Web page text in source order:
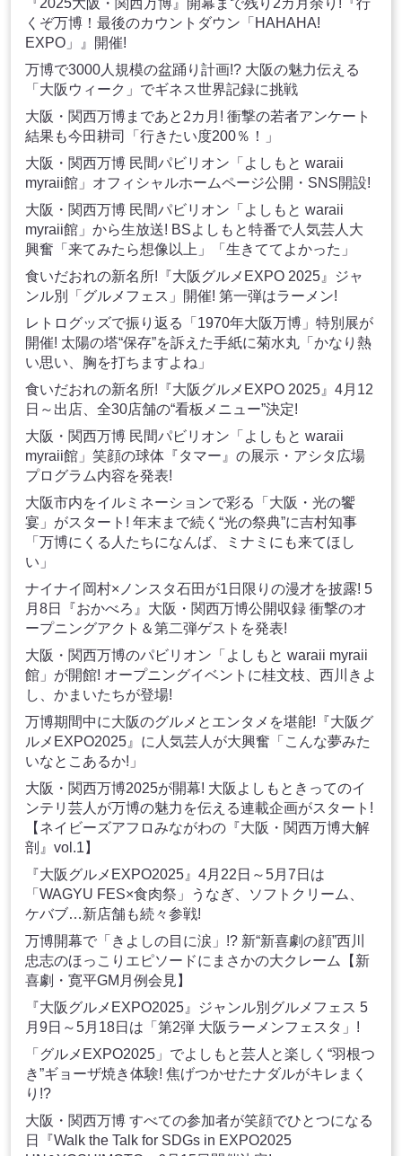
くぞ万博！最後のカウントダウン「HAHAHA!
EXPO」』開催!
万博で3000人規模の盆踊り計画!? 大阪の魅力伝える
「大阪ウィーク」でギネス世界記録に挑戦
大阪・関西万博まであと2カ月! 衝撃の若者アンケート
結果も今田耕司「行きたい度200％！」
大阪・関西万博 民間パビリオン「よしもと waraii
myraii館」オフィシャルホームページ公開・SNS開設!
大阪・関西万博 民間パビリオン「よしもと waraii
myraii館」から生放送! BSよしもと特番で人気芸人大
興奮「来てみたら想像以上」「生きててよかった」
食いだおれの新名所!『大阪グルメEXPO 2025』ジャ
ンル別「グルメフェス」開催! 第一弾はラーメン!
レトログッズで振り返る「1970年大阪万博」特別展が
開催! 太陽の塔“保存”を訴えた手紙に菊水丸「かなり熱
い思い、胸を打ちますよね」
食いだおれの新名所!『大阪グルメEXPO 2025』4月12
日～出店、全30店舗の“看板メニュー”決定!
大阪・関西万博 民間パビリオン「よしもと waraii
myraii館」笑顔の球体『タマー』の展示・アシタ広場
プログラム内容を発表!
大阪市内をイルミネーションで彩る「大阪・光の饗
宴」がスタート! 年末まで続く“光の祭典”に吉村知事
「万博にくる人たちになんば、ミナミにも来てほし
い」
ナイナイ岡村×ノンスタ石田が1日限りの漫才を披露! 5
月8日『おかべろ』大阪・関西万博公開収録 衝撃のオ
ープニングアクト＆第二弾ゲストを発表!
大阪・関西万博のパビリオン「よしもと waraii myraii
館」が開館! オープニングイベントに桂文枝、西川きよ
し、かまいたちが登場!
万博期間中に大阪のグルメとエンタメを堪能!『大阪グ
ルメEXPO2025』に人気芸人が大興奮「こんな夢みた
いなとこあるか!」
大阪・関西万博2025が開幕! 大阪よしもときってのイ
ンテリ芸人が万博の魅力を伝える連載企画がスタート!
【ネイビーズアフロみながわの『大阪・関西万博大解
剖』vol.1】
『大阪グルメEXPO2025』4月22日～5月7日は
「WAGYU FES×食肉祭」うなぎ、ソフトクリーム、
ケバブ…新店舗も続々参戦!
万博開幕で「きよしの目に涙」!? 新“新喜劇の顔”西川
忠志のほっこりエピソードにまさかの大クレーム【新
喜劇・寛平GM月例会見】
『大阪グルメEXPO2025』ジャンル別グルメフェス 5
月9日～5月18日は「第2弾 大阪ラーメンフェスタ」!
「グルメEXPO2025」でよしもと芸人と楽しく“羽根つ
き”ギョーザ焼き体験! 焦げつかせたナダルがキレまく
り!?
大阪・関西万博 すべての参加者が笑顔でひとつになる
日『Walk the Talk for SDGs in EXPO2025